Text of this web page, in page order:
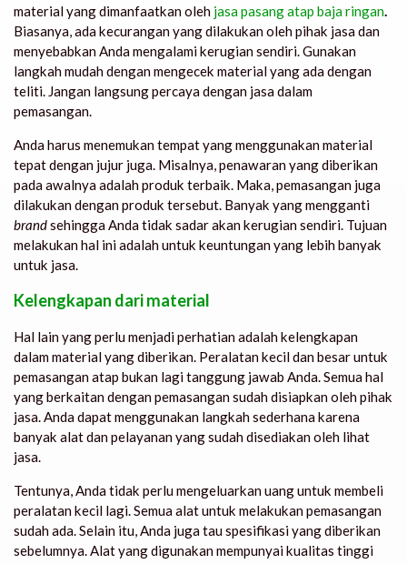
material yang dimanfaatkan oleh jasa pasang atap baja ringan.
Biasanya, ada kecurangan yang dilakukan oleh pihak jasa dan
menyebabkan Anda mengalami kerugian sendiri. Gunakan
langkah mudah dengan mengecek material yang ada dengan
teliti. Jangan langsung percaya dengan jasa dalam
pemasangan.
Anda harus menemukan tempat yang menggunakan material
tepat dengan jujur juga. Misalnya, penawaran yang diberikan
pada awalnya adalah produk terbaik. Maka, pemasangan juga
dilakukan dengan produk tersebut. Banyak yang mengganti
brandsehingga Anda tidak sadar akan kerugian sendiri. Tujuan
melakukan hal ini adalah untuk keuntungan yang lebih banyak
untuk jasa.
Kelengkapan dari material
Hal lain yang perlu menjadi perhatian adalah kelengkapan
dalam material yang diberikan. Peralatan kecil dan besar untuk
pemasangan atap bukan lagi tanggung jawab Anda. Semua hal
yang berkaitan dengan pemasangan sudah disiapkan oleh pihak
jasa. Anda dapat menggunakan langkah sederhana karena
banyak alat dan pelayanan yang sudah disediakan oleh lihat
jasa.
Tentunya, Anda tidak perlu mengeluarkan uang untuk membeli
peralatan kecil lagi. Semua alat untuk melakukan pemasangan
sudah ada. Selain itu, Anda juga tau spesifikasi yang diberikan
sebelumnya. Alat yang digunakan mempunyai kualitas tinggi